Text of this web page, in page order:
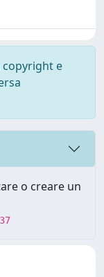
copyright e
o creare un